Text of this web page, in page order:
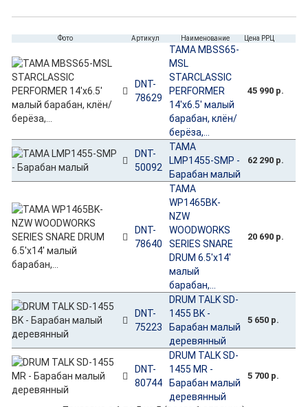
Фото Артикул Наименование Цена РРЦ
DNT-
78629
TAMA MBSS65-
MSL
STARCLASSIC
PERFORMER
14'x6.5' малый
барабан, клён/
берёза,...
45 990 р.
DNT-
50092
TAMA
LMP1455-SMP -
Барабан малый
62 290 р.
DNT-
78640
TAMA
WP1465BK-
NZW
WOODWORKS
SERIES SNARE
DRUM 6.5'х14'
малый
барабан,...
20 690 р.
DNT-
75223
DRUM TALK SD-
1455 BK -
Барабан малый
деревянный
5 650 р.
DNT-
80744
DRUM TALK SD-
1455 MR -
Барабан малый
деревянный
5 700 р.